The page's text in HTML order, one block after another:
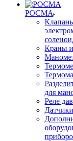
РОСМА
Краны
для
Реле
Датчики